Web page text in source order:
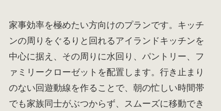
家事効率を極めたい方向けのプランです。キッチ
ンの周りをぐるりと回れるアイランドキッチンを
中心に据え、その周りに水回り、パントリー、フ
ァミリークローゼットを配置します。行き止まり
のない回遊動線を作ることで、朝の忙しい時間帯
でも家族同士がぶつからず、スムーズに移動でき